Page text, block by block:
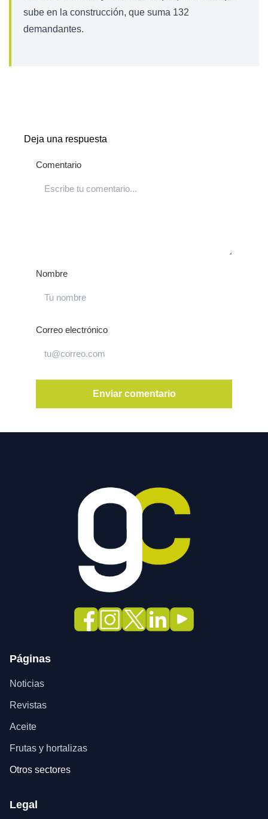
sube en la construcción, que suma 132
demandantes.
Deja una respuesta
Comentario
Nombre
Correo electrónico
Páginas
Noticias
Revistas
Aceite
Frutas y hortalizas
Otros sectores
Legal